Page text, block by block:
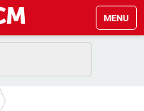
MENU
WHATSAPP